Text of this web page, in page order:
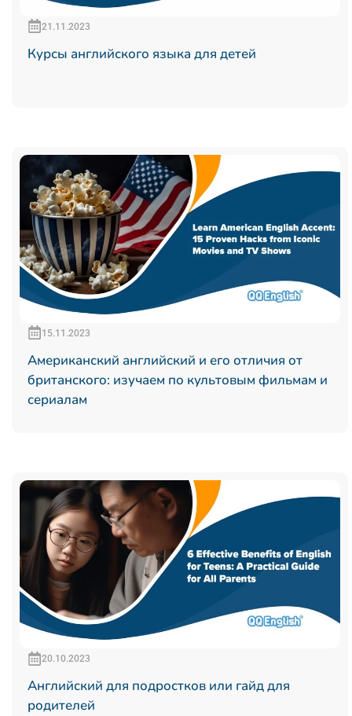
21.11.2023
Курсы английского языка для детей
15.11.2023
Американский английский и его отличия от
британского: изучаем по культовым фильмам и
сериалам
20.10.2023
Английский для подростков или гайд для
родителей